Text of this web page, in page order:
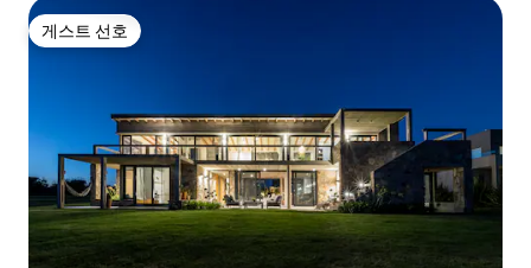
게스트 선호
게스트 선호